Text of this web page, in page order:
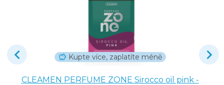
Kupte více, zaplatíte méně
CLEAMEN PERFUME ZONE Sirocco oil pink -